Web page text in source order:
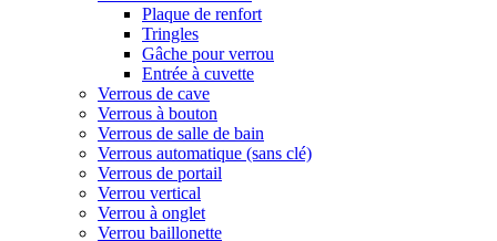
Plaque de renfort
Tringles
Gâche pour verrou
Entrée à cuvette
Verrous de cave
Verrous à bouton
Verrous de salle de bain
Verrous automatique (sans clé)
Verrous de portail
Verrou vertical
Verrou à onglet
Verrou baillonette